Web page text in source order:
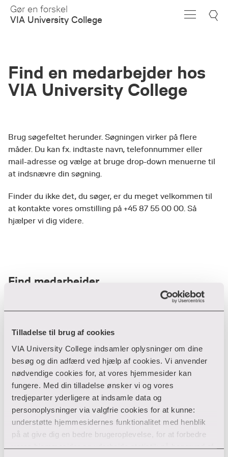
Tilladelse til brug af cookies
VIA University College indsamler oplysninger om dine
besøg og din adfærd ved hjælp af cookies. Vi anvender
nødvendige cookies for, at vores hjemmesider kan
fungere. Med din tilladelse ønsker vi og vores
tredjeparter yderligere at indsamle data og
personoplysninger via valgfrie cookies for at kunne:
understøtte hjemmesidernes funktionalitet med henblik
på at give dig en bedre brugeroplevelse, for at forbedre
vores hjemmesider og udarbejde statistik på baggrund af
Skip
Main
Gør en forskel
VIA University College
Find en medarbejder hos
VIA University College
Brug søgefeltet herunder. Søgningen virker på flere
måder. Du kan fx. indtaste navn, telefonnummer eller
mail-adresse og vælge at bruge drop-down menuerne til
at indsnævre din søgning.
Finder du ikke det, du søger, er du meget velkommen til
at kontakte vores omstilling på +45 87 55 00 00. Så
hjælper vi dig videre.
Find medarbejder
Filter
Ryd filtre
Din søgning gav desværre ikke noget resultat
Giv ikke op endnu!